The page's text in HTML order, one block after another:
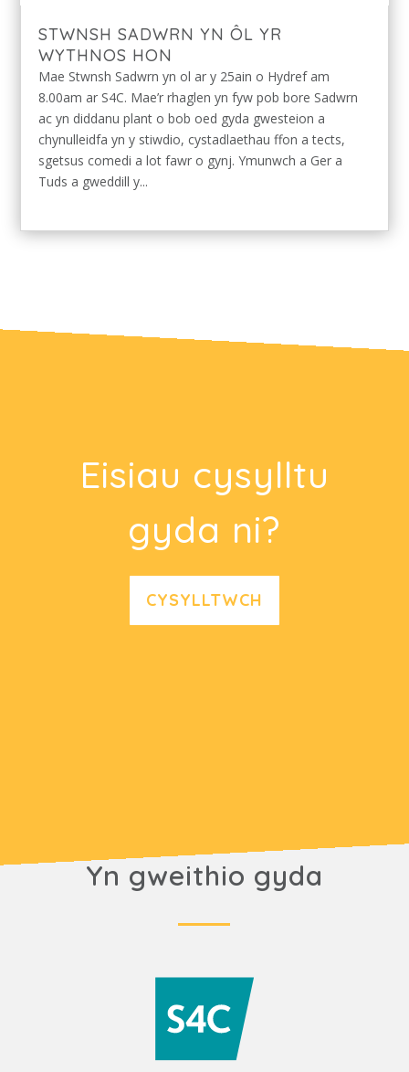
STWNSH SADWRN YN ÔL YR
WYTHNOS HON
Mae Stwnsh Sadwrn yn ol ar y 25ain o Hydref am
8.00am ar S4C. Mae’r rhaglen yn fyw pob bore Sadwrn
ac yn diddanu plant o bob oed gyda gwesteion a
chynulleidfa yn y stiwdio, cystadlaethau ffon a tects,
sgetsus comedi a lot fawr o gynj. Ymunwch a Ger a
Tuds a gweddill y...
Eisiau cysylltu
gyda ni?
CYSYLLTWCH
Yn gweithio gyda